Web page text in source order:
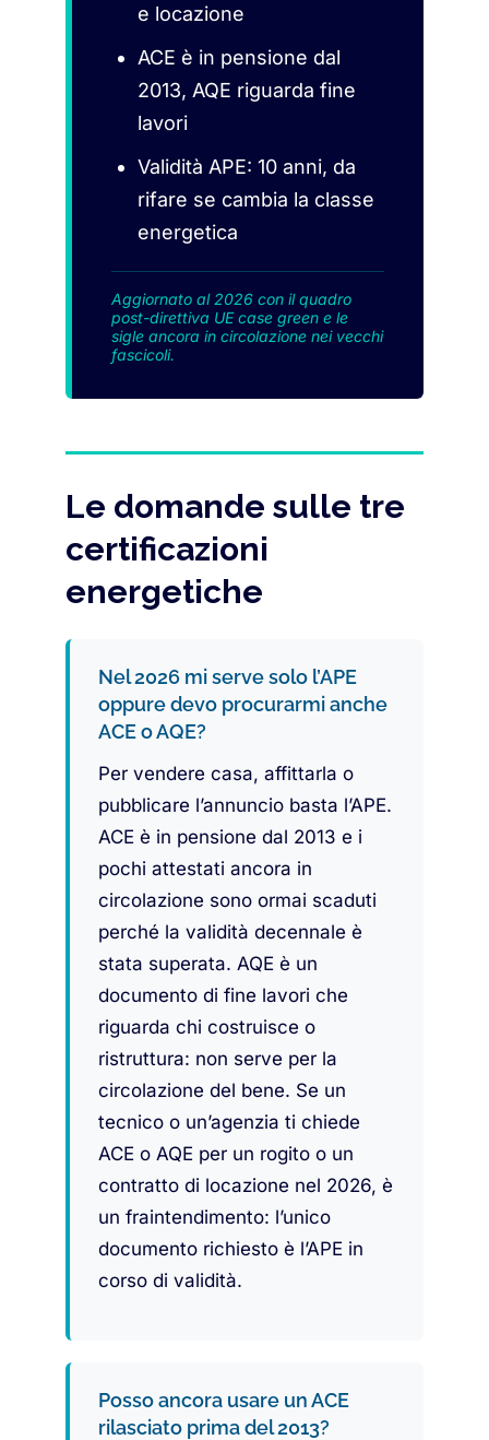
e locazione
ACE è in pensione dal
2013, AQE riguarda fine
lavori
Validità APE: 10 anni, da
rifare se cambia la classe
energetica
Aggiornato al 2026 con il quadro
post-direttiva UE case green e le
sigle ancora in circolazione nei vecchi
fascicoli.
Le domande sulle tre
certificazioni
energetiche
Nel 2026 mi serve solo l’APE
oppure devo procurarmi anche
ACE o AQE?
Per vendere casa, affittarla o
pubblicare l’annuncio basta l’APE.
ACE è in pensione dal 2013 e i
pochi attestati ancora in
circolazione sono ormai scaduti
perché la validità decennale è
stata superata. AQE è un
documento di fine lavori che
riguarda chi costruisce o
ristruttura: non serve per la
circolazione del bene. Se un
tecnico o un’agenzia ti chiede
ACE o AQE per un rogito o un
contratto di locazione nel 2026, è
un fraintendimento: l’unico
documento richiesto è l’APE in
corso di validità.
Posso ancora usare un ACE
rilasciato prima del 2013?